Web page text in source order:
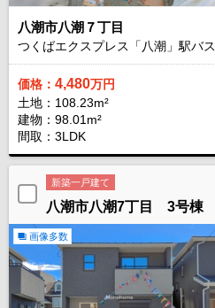
八潮市八潮７丁目
つくばエクスプレス「八潮」駅バス
価格： 4,480万円
土地：108.23m²
建物：98.01m²
間取：3LDK
新築一戸建て
八潮市八潮7丁目 3号棟
画像多数